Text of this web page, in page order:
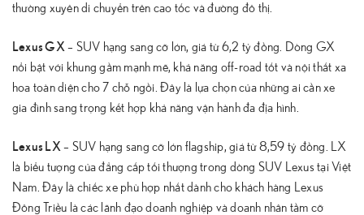
thường xuyên di chuyển trên cao tốc và đường đô thị.
Lexus GX – SUV hạng sang cỡ lớn, giá từ 6,2 tỷ đồng. Dòng GX
nổi bật với khung gầm mạnh mẽ, khả năng off-road tốt và nội thất xa
hoa toàn diện cho 7 chỗ ngồi. Đây là lựa chọn của những ai cần xe
gia đình sang trọng kết hợp khả năng vận hành đa địa hình.
Lexus LX – SUV hạng sang cỡ lớn flagship, giá từ 8,59 tỷ đồng. LX
là biểu tượng của đẳng cấp tối thượng trong dòng SUV Lexus tại Việt
Nam. Đây là chiếc xe phù hợp nhất dành cho khách hàng Lexus
Đông Triều là các lãnh đạo doanh nghiệp và doanh nhân tầm cỡ